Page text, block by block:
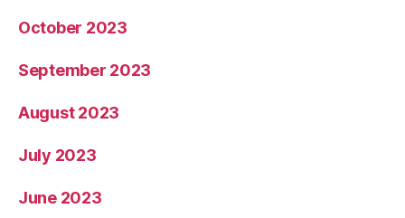
October 2023
September 2023
August 2023
July 2023
June 2023